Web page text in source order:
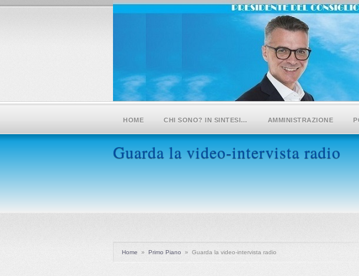
HOME CHI SONO? IN SINTESI… AMMINISTRAZIONE
Guarda la video-intervista radio
Home » Primo Piano » Guarda la video-intervista radio